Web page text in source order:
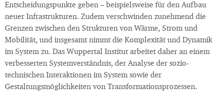
Entscheidungspunkte geben – beispielsweise für den Aufbau
neuer Infrastrukturen. Zudem verschwinden zunehmend die
Grenzen zwischen den Strukturen von Wärme, Strom und
Mobilität, und insgesamt nimmt die Komplexität und Dynamik
im System zu. Das Wuppertal Institut arbeitet daher an einem
verbesserten Systemverständnis, der Analyse der sozio-
technischen Interaktionen im System sowie der
Gestaltungsmöglichkeiten von Transformationsprozessen.